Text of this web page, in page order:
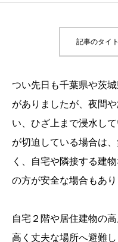
記事のタイ
つい先日も千葉県や茨
がありましたが、夜間
い、ひざ上まで浸水し
が切迫している場合は
く、自宅や隣接する建
の方が安全な場合もあり
自宅２階や居住建物の
高く丈夫な場所へ避難し